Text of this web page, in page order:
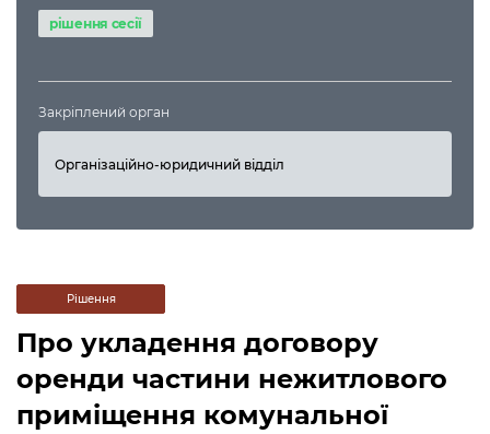
рішення сесії
Закріплений орган
Організаційно-юридичний відділ
Рішення
Про укладення договору
оренди частини нежитлового
приміщення комунальної